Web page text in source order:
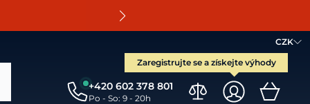
CZK
Zaregistrujte se a získejte výhody
+420 602 378 801
Po - So: 9 - 20h